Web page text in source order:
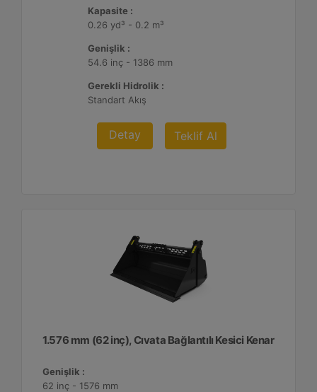
Kapasite :
0.26 yd³ - 0.2 m³
Genişlik :
54.6 inç - 1386 mm
Gerekli Hidrolik :
Standart Akış
Detay Teklif Al
1.576 mm (62 inç), Cıvata Bağlantılı Kesici Kenar
Genişlik :
62 inç - 1576 mm